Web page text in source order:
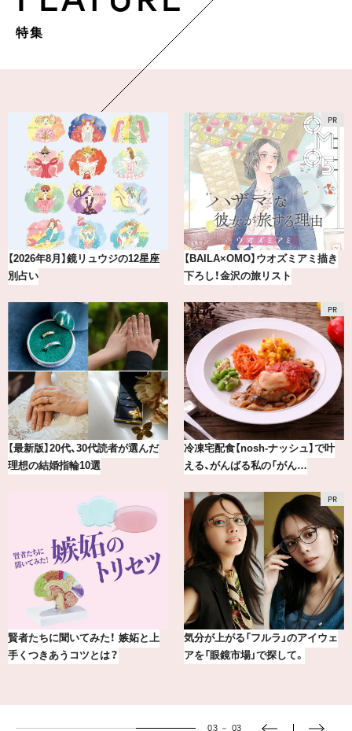
特集
ジの12星座
【BAILA×OMO】ウオズミアミ描き
下ろし！金沢の旅リスト
読者が選んだ
冷凍宅配食【nosh-ナッシュ】で叶
える、がんばる私の「がん…
！ 嫉妬と上
？
気分が上がる「フルラ」のアイウェ
アを「眼鏡市場」で探して。
【BAILA×OMO】ウ
下ろし！金沢の旅リ
冷凍宅配食【nosh-
える、がんばる私の
気分が上がる「フル
アを「眼鏡市場」で
03 － 03